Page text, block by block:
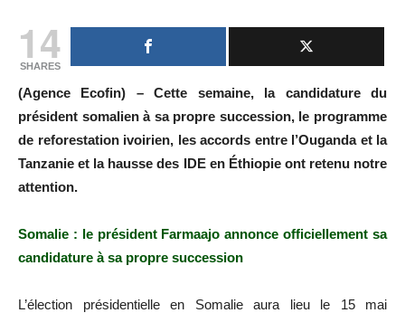
14
SHARES
(Agence Ecofin) – Cette semaine, la candidature du
président somalien à sa propre succession, le programme
de reforestation ivoirien, les accords entre l’Ouganda et la
Tanzanie et la hausse des IDE en Éthiopie ont retenu notre
attention.
Somalie : le président Farmaajo annonce officiellement sa
candidature à sa propre succession
L’élection présidentielle en Somalie aura lieu le 15 mai